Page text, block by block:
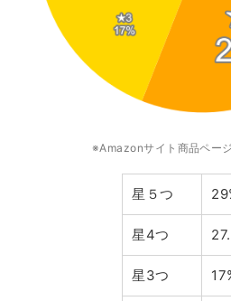
※Amazonサイト商品ペー
星５つ
星4つ
星3つ